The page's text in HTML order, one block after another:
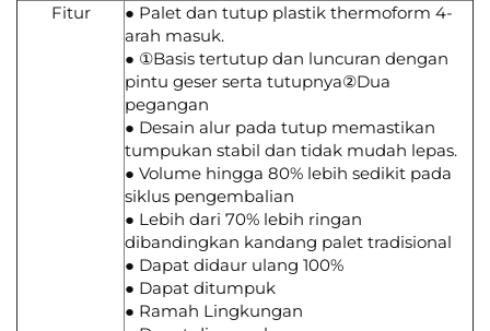
Fitur
● Palet dan tutup plastik thermoform 4-
arah masuk.
● ①Basis tertutup dan luncuran dengan
pintu geser serta tutupnya②Dua
pegangan
● Desain alur pada tutup memastikan
tumpukan stabil dan tidak mudah lepas.
● Volume hingga 80% lebih sedikit pada
siklus pengembalian
● Lebih dari 70% lebih ringan
dibandingkan kandang palet tradisional
● Dapat didaur ulang 100%
● Dapat ditumpuk
● Ramah Lingkungan